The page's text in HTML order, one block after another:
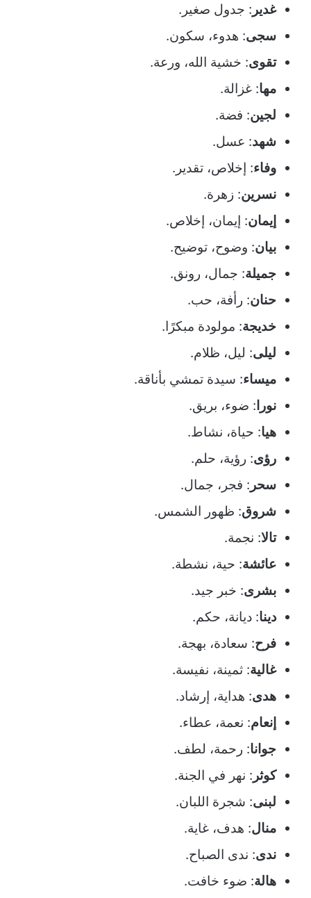
غدير : جدول صغير.
سجى: هدوء، سكون.
تقوى: خشية الله، ورعة.
مها: غزالة.
لجين: فضة.
شهد: عسل.
وفاء: إخلاص، تقدير.
نسرين: زهرة.
إيمان: إيمان، إخلاص.
بيان: وضوح، توضيح.
جميلة: جمال، رونق.
حنان: رأفة، حب.
خديجة: مولودة مبكرًا.
ليلى: ليل، ظلام.
ميساء: سيدة تمشي بأناقة.
نورا : ضوء، بريق.
هيا: حياة، نشاط.
رؤى: رؤية، حلم.
سحر : فجر، جمال.
شروق: ظهور الشمس.
تالا: نجمة.
عائشة: حية، نشطة.
بشرى: خبر جيد.
دينا: ديانة، حكم.
فرح: سعادة، بهجة.
غالية: ثمينة، نفيسة.
هدى: هداية، إرشاد.
إنعام: نعمة، عطاء.
جوانا: رحمة، لطف.
كوثر : نهر في الجنة.
لبنى: شجرة اللبان.
منال: هدف، غاية.
ندى: ندى الصباح.
هالة: ضوء خافت.